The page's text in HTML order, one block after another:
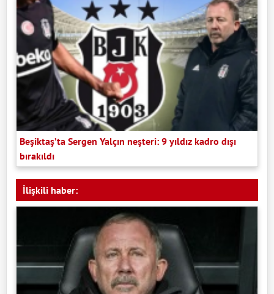
Beşiktaş’ta Sergen Yalçın neşteri: 9 yıldız kadro dışı
bırakıldı
İlişkili haber: